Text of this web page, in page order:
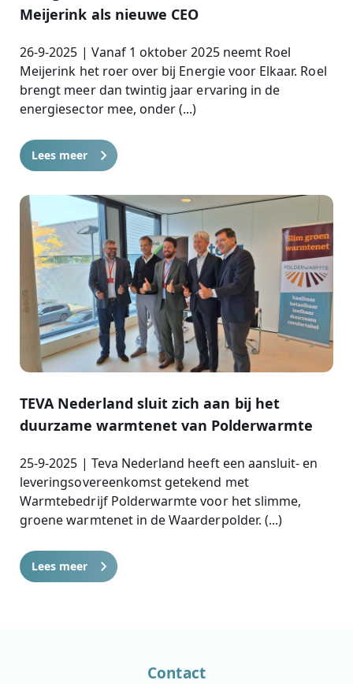
Meijerink als nieuwe CEO
26-9-2025 | Vanaf 1 oktober 2025 neemt Roel
Meijerink het roer over bij Energie voor Elkaar. Roel
brengt meer dan twintig jaar ervaring in de
energiesector mee, onder (...)
Lees meer
TEVA Nederland sluit zich aan bij het
duurzame warmtenet van Polderwarmte
25-9-2025 | Teva Nederland heeft een aansluit- en
leveringsovereenkomst getekend met
Warmtebedrijf Polderwarmte voor het slimme,
groene warmtenet in de Waarderpolder. (...)
Lees meer
Contact